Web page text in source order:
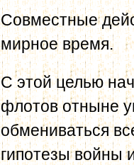
Совместные
мирное время.
С этой целью
флотов отныне
обмениваться
гипотезы войны